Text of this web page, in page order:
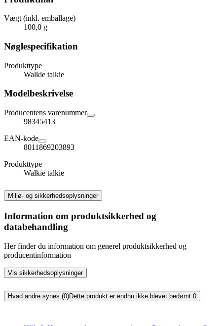
Vægt (inkl. emballage)
100,0 g
Nøglespecifikation
Produkttype
Walkie talkie
Modelbeskrivelse
Producentens varenummer
98345413
EAN-kode
8011869203893
Produkttype
Walkie talkie
Miljø- og sikkerhedsoplysninger
Information om produktsikkerhed og
databehandling
Her finder du information om generel produktsikkerhed og
producentinformation
Vis sikkerhedsoplysninger
Hvad andre synes (0)Dette produkt er endnu ikke blevet bedømt. 0